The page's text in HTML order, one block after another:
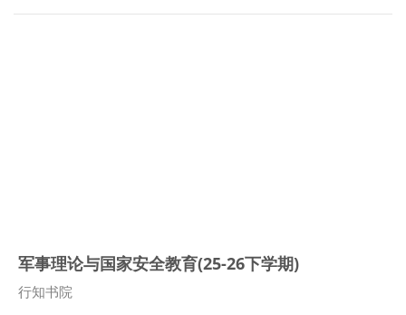
军事理论与国家安全教育(25-26下学期)
课程类别
行知书院